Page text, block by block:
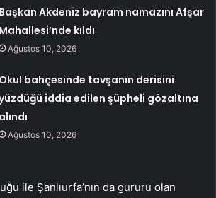
Başkan Akdeniz bayram namazını Afşar
Mahallesi’nde kıldı
Ağustos 10, 2026
Okul bahçesinde tavşanın derisini
iddia edilen şüpheli gözaltına
alındı
Ağustos 10, 2026
ile Şanlıurfa’nın da gururu olan